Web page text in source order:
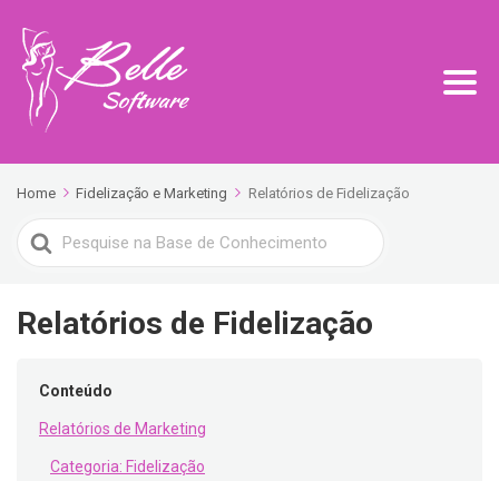
Home Fidelização e Marketing Relatórios de Fidelização
Search
For
Relatórios de Fidelização
Conteúdo
Relatórios de Marketing
Categoria: Fidelização